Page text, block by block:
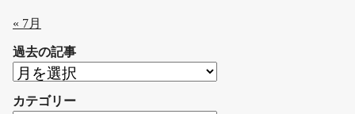
« 7月
過去の記事
過
の
カテゴリー